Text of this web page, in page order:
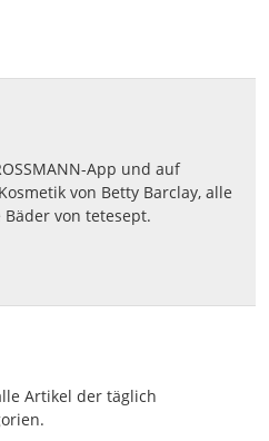
App und auf
von Betty Barclay, alle
von tetesept.
Artikel der täglich